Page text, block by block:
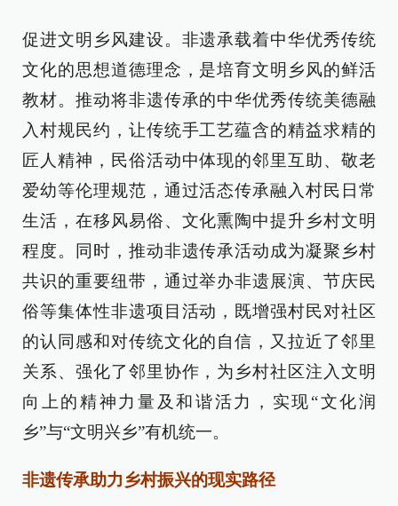
促进文明乡风建设。非遗承载着中华优秀传统
文化的思想道德理念，是培育文明乡风的鲜活
教材。推动将非遗传承的中华优秀传统美德融
入村规民约，让传统手工艺蕴含的精益求精的
匠人精神，民俗活动中体现的邻里互助、敬老
爱幼等伦理规范，通过活态传承融入村民日常
生活，在移风易俗、文化熏陶中提升乡村文明
程度。同时，推动非遗传承活动成为凝聚乡村
共识的重要纽带，通过举办非遗展演、节庆民
俗等集体性非遗项目活动，既增强村民对社区
的认同感和对传统文化的自信，又拉近了邻里
关系、强化了邻里协作，为乡村社区注入文明
向上的精神力量及和谐活力，实现“文化润
乡”与“文明兴乡”有机统一。
非遗传承助力乡村振兴的现实路径